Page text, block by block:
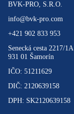
BVK-PRO, S.R.O.
info@bvk-pro.com
+421 902 833 953
Senecká cesta 2217/1A
931 01 Šamorín
IČO: 51211629
DIČ: 2120639158
DPH: SK2120639158